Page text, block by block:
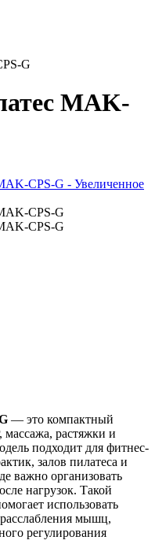
G
MAK-
— это компактный
массажа, растяжки и
подходит для фитнес-
залов пилатеса и
важно организовать
нагрузок. Такой
использовать
мышц,
регулирования